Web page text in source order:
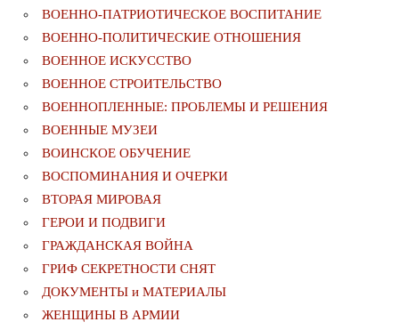
ВОЕННО-ПАТРИОТИЧЕСКОЕ ВОСПИТАНИЕ
ВОЕННО-ПОЛИТИЧЕСКИE ОТНОШЕНИЯ
ВОЕННОЕ ИСКУССТВО
ВОЕННОЕ СТРОИТЕЛЬСТВО
ВОЕННОПЛЕННЫЕ: ПРОБЛЕМЫ И РЕШЕНИЯ
ВОЕННЫЕ МУЗЕИ
ВОИНСКОЕ ОБУЧЕНИЕ
ВОСПОМИНАНИЯ И ОЧЕРКИ
ВТОРАЯ МИРОВАЯ
ГЕРОИ И ПОДВИГИ
ГРАЖДАНСКАЯ ВОЙНА
ГРИФ СЕКРЕТНОСТИ СНЯТ
ДОКУМЕНТЫ и МАТЕРИАЛЫ
ЖЕНЩИНЫ В АРМИИ